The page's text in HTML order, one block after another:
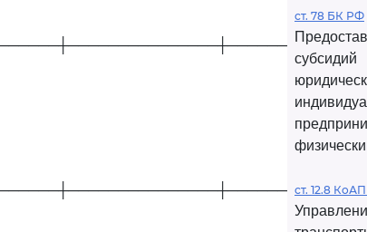
ст. 78 БК РФ
субсидий
ст. 12.8